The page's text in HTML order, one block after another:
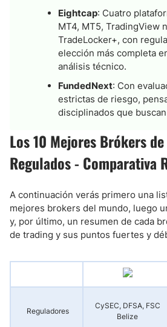
Eightcap: Cuatro
MT4, MT5, TradingView
TradeLocker+, con
elección más completa
análisis técnico.
FundedNext: Con
estrictas de riesgo,
disciplinados que
Los 10 Mejores Brókers
Regulados - Comparativa
A continuación verás primero una
mejores brokers del mundo, luego
y, por último, un resumen de cada
de trading y sus puntos fuertes y
Reguladores
CySEC, DFSA, FSC
Belize